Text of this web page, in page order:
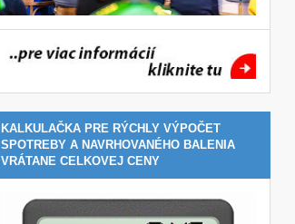
KALKULAČKA PRE RÝCHLY VÝPOČET
SPOTREBY A NAVRHOVANÉHO BALENIA
VRÁTANE CELKOVEJ CENY